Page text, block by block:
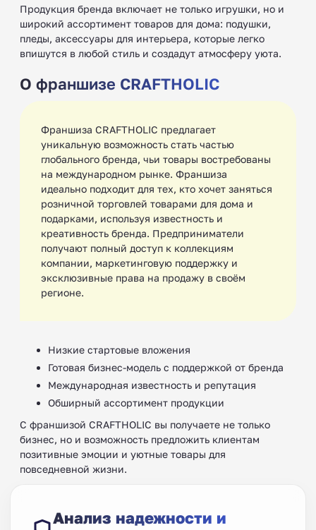
Продукция бренда включает не только игрушки, но и
широкий ассортимент товаров для дома: подушки,
пледы, аксессуары для интерьера, которые легко
впишутся в любой стиль и создадут атмосферу уюта.
О франшизе CRAFTHOLIC
Франшиза CRAFTHOLIC предлагает
уникальную возможность стать частью
глобального бренда, чьи товары востребованы
на международном рынке. Франшиза
идеально подходит для тех, кто хочет заняться
розничной торговлей товарами для дома и
подарками, используя известность и
креативность бренда. Предприниматели
получают полный доступ к коллекциям
компании, маркетинговую поддержку и
эксклюзивные права на продажу в своём
регионе.
Низкие стартовые вложения
Готовая бизнес-модель с поддержкой от бренда
Международная известность и репутация
Обширный ассортимент продукции
С франшизой CRAFTHOLIC вы получаете не только
бизнес, но и возможность предложить клиентам
позитивные эмоции и уютные товары для
повседневной жизни.
Анализ надежности и